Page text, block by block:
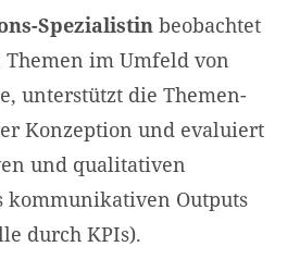
Spezialistin beobachtet
im Umfeld von
unterstützt die Themen-
Konzeption und evaluiert
und qualitativen
kommunikativen Outputs
durch KPIs).